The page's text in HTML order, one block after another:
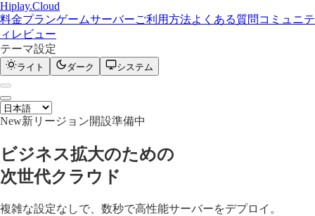
Hiplay.Cloud
料金プランゲームサーバーご利用方法よくある質問 コミュニテ
ィ レビュー
テーマ設定
ライト ダーク システム
New新リージョン開設準備中
ビジネス拡大のための
次世代クラウド
複雑な設定なしで、数秒で高性能サーバーをデプロイ。